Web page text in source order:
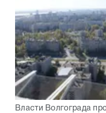
Власти Волгограда